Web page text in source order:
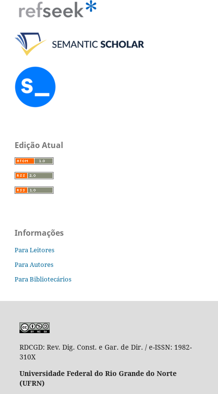
Edição Atual
Informações
Para Leitores
Para Autores
Para Bibliotecários
RDCGD: Rev. Dig. Const. e Gar. de Dir. / e-ISSN: 1982-
310X
Universidade Federal do Rio Grande do Norte
(UFRN)